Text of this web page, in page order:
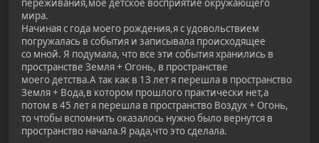
переживания,мое детское восприятие окружающего
мира.
Начиная с года моего рождения,я с удовольствием
погружалась в события и записывала происходящее
со мной. Я подумала, что все эти события хранились в
пространстве Земля + Огонь, в пространстве
моего детства.А так как в 13 лет я перешла в пространство
Земля + Вода,в котором прошлого практически нет,а
потом в 45 лет я перешла в пространство Воздух + Огонь,
то чтобы вспомнить оказалось нужно было вернутся в
пространство начала.Я рада,что это сделала.